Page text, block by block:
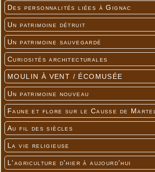
Des personnalités liées à Gignac
Un patrimoine détruit
Un patrimoine sauvegardé
Curiosités architecturales
MOULIN À VENT / ÉCOMUSÉE
Un patrimoine nouveau
Faune et flore sur le Causse de Martel
Au fil des siècles
La vie religieuse
L'agriculture d'hier à aujourd'hui